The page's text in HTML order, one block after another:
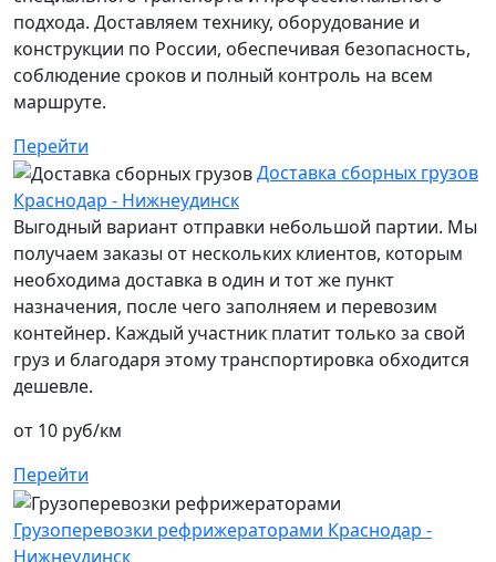
подхода. Доставляем технику, оборудование и
конструкции по России, обеспечивая безопасность,
соблюдение сроков и полный контроль на всем
маршруте.
Перейти
Доставка сборных грузов
Краснодар - Нижнеудинск
Выгодный вариант отправки небольшой партии. Мы
получаем заказы от нескольких клиентов, которым
необходима доставка в один и тот же пункт
назначения, после чего заполняем и перевозим
контейнер. Каждый участник платит только за свой
груз и благодаря этому транспортировка обходится
дешевле.
от 10 руб/км
Перейти
Грузоперевозки рефрижераторами Краснодар -
Нижнеудинск